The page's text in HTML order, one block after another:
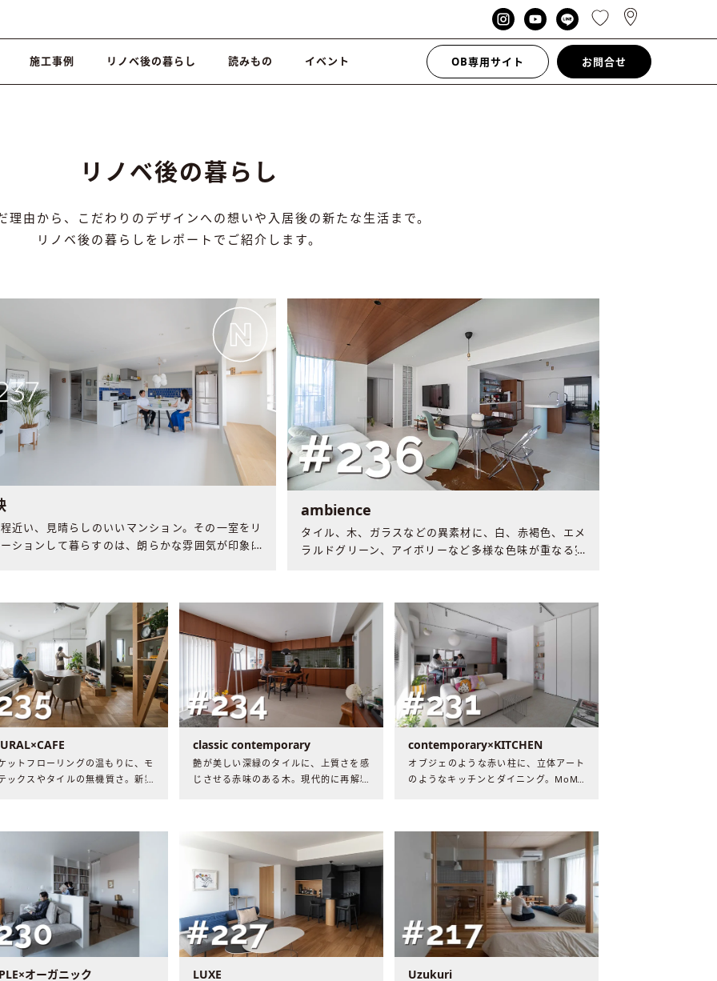
施工事例 リノベ後の暮らし 読みもの イベント OB専用サイト お問合せ
リノベ後の暮らし
理由から、こだわりのデザインへの想いや入居後の新たな生活まで。
リノベ後の暮らしをレポートでご紹介します。
近い、見晴らしのいいマンション。その一室をリ
ションして暮らすのは、朗らかな雰囲気が印象的
ambience
タイル、木、ガラスなどの異素材に、白、赤褐色、エメ
ラルドグリーン、アイボリーなど多様な色味が重なる空
ットフローリングの温もりに、モ
ックスやタイルの無機質さ。新築
classic contemporary
艶が美しい深緑のタイルに、上質さを感
じさせる赤味のある木。現代的に再解釈
contemporary×KITCHEN
オブジェのような赤い柱に、立体アート
のようなキッチンとダイニング。MoMA
オーガニック LUXE Uzukuri